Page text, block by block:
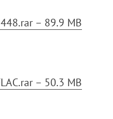
– 89.9 MB
– 50.3 MB